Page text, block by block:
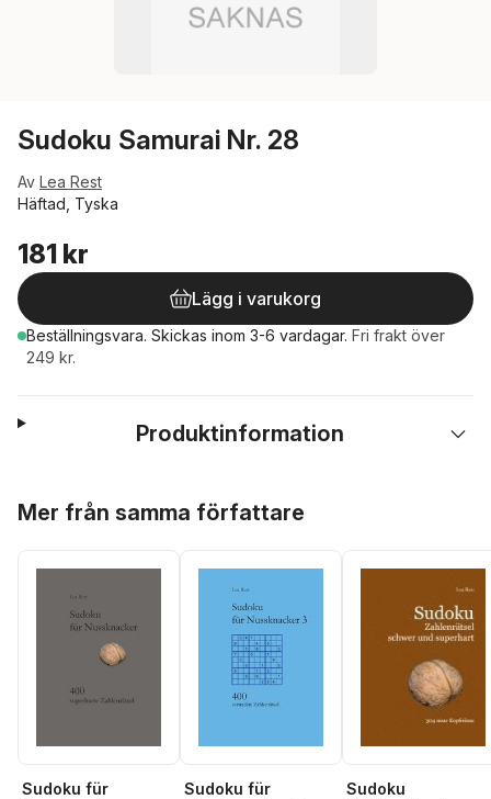
Sudoku Samurai Nr. 28
Av Lea Rest
Häftad, Tyska
181 kr
Lägg i varukorg
Beställningsvara. Skickas inom 3-6 vardagar. Fri frakt över
249 kr.
Produktinformation
Mer från samma författare
Sudoku für
Sudoku für
Sudoku